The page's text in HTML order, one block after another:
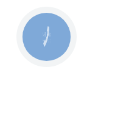
КНОПКА
ЗВ'ЯЗКУ